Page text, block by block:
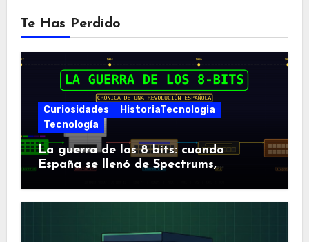
Te Has Perdido
Curiosidades
HistoriaTecnologia
Tecnología
La guerra de los 8 bits: cuando
España se llenó de Spectrums,